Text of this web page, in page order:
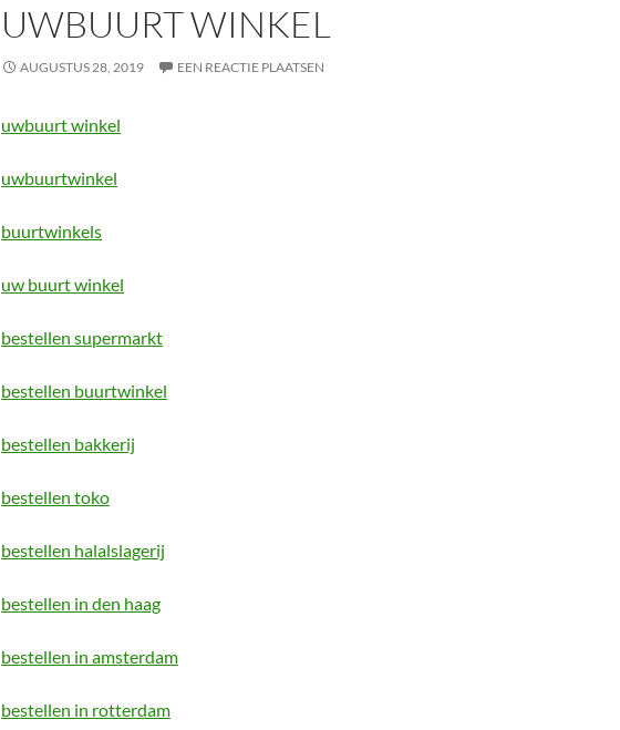
UWBUURT WINKEL
AUGUSTUS 28, 2019 EEN REACTIE PLAATSEN
uwbuurt winkel
uwbuurtwinkel
buurtwinkels
uw buurt winkel
bestellen supermarkt
bestellen buurtwinkel
bestellen bakkerij
bestellen toko
bestellen halalslagerij
bestellen in den haag
bestellen in amsterdam
bestellen in rotterdam